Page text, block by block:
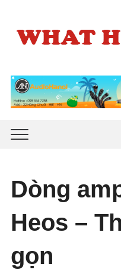
Dòng
Heos –
gọn